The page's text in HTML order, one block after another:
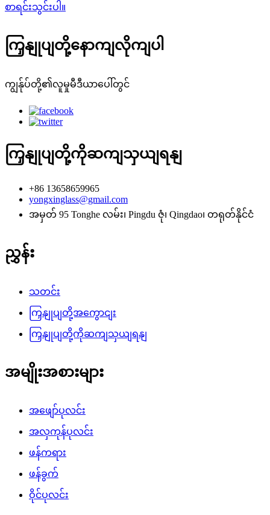
စာရင်းသွင်းပါ။
ကြှနျုပျတို့နောကျလိုကျပါ
ကျွန်ုပ်တို့၏လူမှုမီဒီယာပေါ်တွင်
ကြှနျုပျတို့ကိုဆကျသှယျရနျ
+86 13658659965
yongxinglass@gmail.com
အမှတ် 95 Tonghe လမ်း၊ Pingdu ဇုံ၊ Qingdao၊ တရုတ်နိုင်ငံ
ညွှန်း
သတင်း
ကြှနျုပျတို့အကွောငျး
ကြှနျုပျတို့ကိုဆကျသှယျရနျ
အမျိုးအစားများ
အဖျော်ပုလင်း
အလှကုန်ပုလင်း
ဖန်ကရား
ဖန်ခွက်
ဝိုင်ပုလင်း